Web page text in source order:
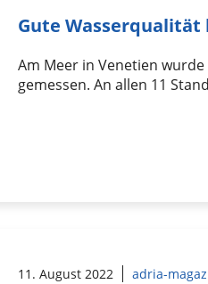
Gute
Am Meer in Venetien
gemessen. An allen 11
11. August 2022 adria-